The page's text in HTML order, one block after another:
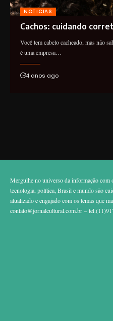
NOTICIAS
Cachos: cuidando
Você tem cabelo cacheado, mas não
é uma empresa…
4 anos ago
Mergulhe no universo da informação
tecnologia, política, Brasil e mundo são
atualizado e engajado com os temas que
contato@jornalcultural.com.br –